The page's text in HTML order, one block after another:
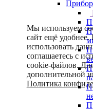
Мы используем
сайт ещё
использовать
соглашаетесь с
cookie-файлов.
дополнительной
Политика